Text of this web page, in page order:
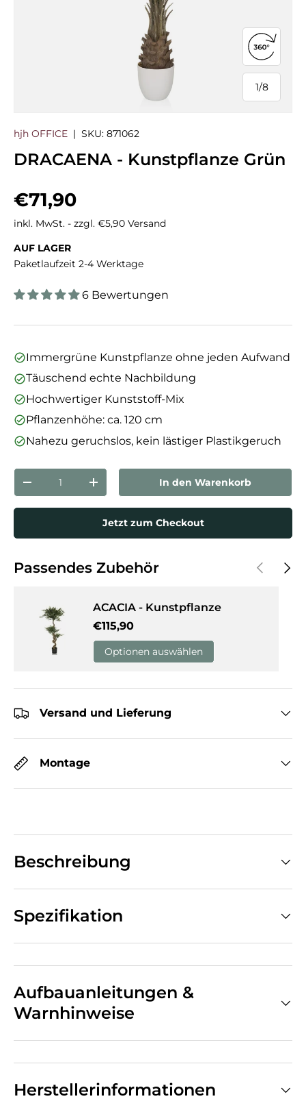
1/
von
8
360°-
hjh OFFICE | SKU: 871062
DRACAENA - Kunstpflanze Grün
Normaler Preis
€71,90
inkl. MwSt. - zzgl. €5,90 Versand
AUF LAGER
Paketlaufzeit 2-4 Werktage
6 Bewertungen
Immergrüne Kunstpflanze ohne jeden Aufwand
Täuschend echte Nachbildung
Hochwertiger Kunststoff-Mix
Pflanzenhöhe: ca. 120 cm
Nahezu geruchslos, kein lästiger Plastikgeruch
Anzahl
Menge verringernMenge erhöhenIn den Warenkorb
Jetzt zum Checkout
Passendes Zubehör Vorherige
ACACIA - Kunstpflanze
Normaler Preis
€115,90
Optionen auswählen
Versand und Lieferung
Montage
Beschreibung
Spezifikation
Aufbauanleitungen &
Warnhinweise
Herstellerinformationen